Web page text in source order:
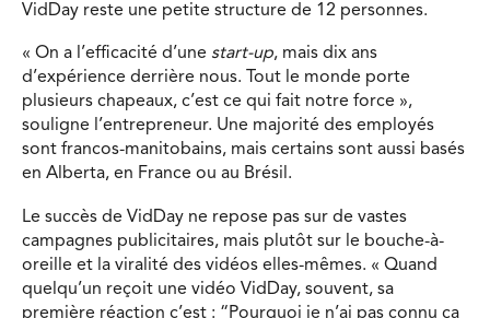
VidDay reste une petite structure de 12 personnes.
« On a l’efficacité d’une start-up, mais dix ans
d’expérience derrière nous. Tout le monde porte
plusieurs chapeaux, c’est ce qui fait notre force »,
souligne l’entrepreneur. Une majorité des employés
sont francos-manitobains, mais certains sont aussi basés
en Alberta, en France ou au Brésil.
Le succès de VidDay ne repose pas sur de vastes
campagnes publicitaires, mais plutôt sur le bouche-à-
oreille et la viralité des vidéos elles-mêmes. « Quand
quelqu’un reçoit une vidéo VidDay, souvent, sa
première réaction c’est : “Pourquoi je n’ai pas connu ça